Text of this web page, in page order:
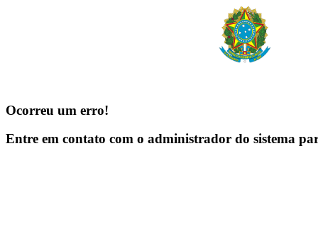
Ocorreu um erro!
Entre em contato com o administrador do sistema